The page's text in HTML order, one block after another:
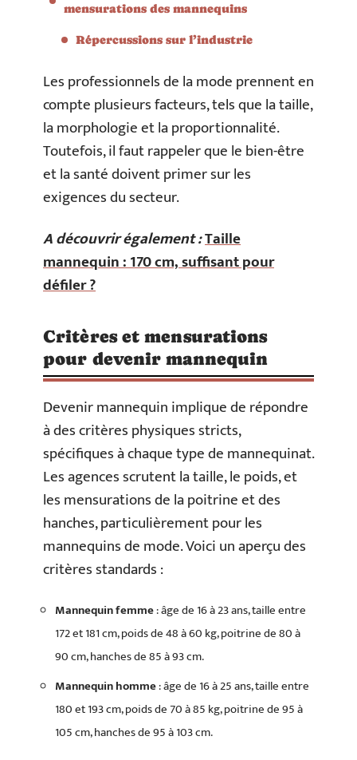
mensurations des mannequins
Répercussions sur l’industrie
Les professionnels de la mode prennent en
compte plusieurs facteurs, tels que la taille,
la morphologie et la proportionnalité.
Toutefois, il faut rappeler que le bien-être
et la santé doivent primer sur les
exigences du secteur.
A découvrir également :Taille
mannequin : 170 cm, suffisant pour
défiler ?
Critères et mensurations
pour devenir mannequin
Devenir mannequin implique de répondre
à des critères physiques stricts,
spécifiques à chaque type de mannequinat.
Les agences scrutent la taille, le poids, et
les mensurations de la poitrine et des
hanches, particulièrement pour les
mannequins de mode. Voici un aperçu des
critères standards :
Mannequin femme: âge de 16 à 23 ans, taille entre
172 et 181 cm, poids de 48 à 60 kg, poitrine de 80 à
90 cm, hanches de 85 à 93 cm.
Mannequin homme: âge de 16 à 25 ans, taille entre
180 et 193 cm, poids de 70 à 85 kg, poitrine de 95 à
105 cm, hanches de 95 à 103 cm.